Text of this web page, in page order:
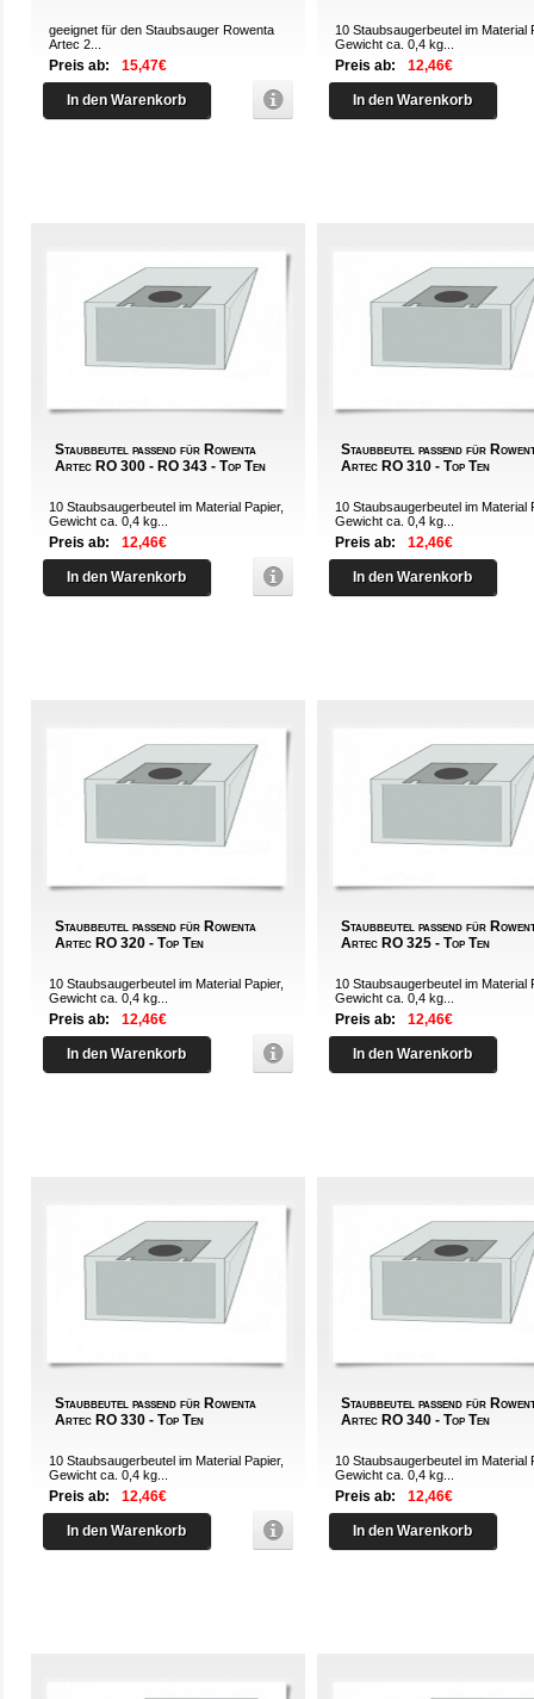
geeignet für den Staubsauger Rowenta
Artec 2...
Preis ab: 15,47€
In den Warenkorb
10 Staubsaugerbeutel im Material
Gewicht ca. 0,4 kg...
Preis ab: 12,46€
In den Warenkorb
Staubbeutel passend für Rowenta
Artec RO 300 - RO 343 - Top Ten
10 Staubsaugerbeutel im Material Papier,
Gewicht ca. 0,4 kg...
Preis ab: 12,46€
In den Warenkorb
Staubbeutel passend für
Artec RO 310 - Top Ten
10 Staubsaugerbeutel im Material
Gewicht ca. 0,4 kg...
Preis ab: 12,46€
In den Warenkorb
Staubbeutel passend für Rowenta
Artec RO 320 - Top Ten
10 Staubsaugerbeutel im Material Papier,
Gewicht ca. 0,4 kg...
Preis ab: 12,46€
In den Warenkorb
Staubbeutel passend für
Artec RO 325 - Top Ten
10 Staubsaugerbeutel im Material
Gewicht ca. 0,4 kg...
Preis ab: 12,46€
In den Warenkorb
Staubbeutel passend für Rowenta
Artec RO 330 - Top Ten
10 Staubsaugerbeutel im Material Papier,
Gewicht ca. 0,4 kg...
Preis ab: 12,46€
In den Warenkorb
Staubbeutel passend für
Artec RO 340 - Top Ten
10 Staubsaugerbeutel im Material
Gewicht ca. 0,4 kg...
Preis ab: 12,46€
In den Warenkorb